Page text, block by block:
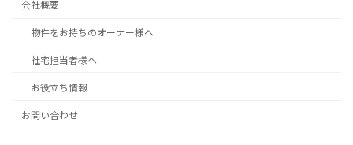
会社概要
物件をお持ちのオーナー様へ
社宅担当者様へ
お役立ち情報
お問い合わせ